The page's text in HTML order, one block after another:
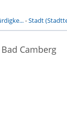
-Stadt
Camberg